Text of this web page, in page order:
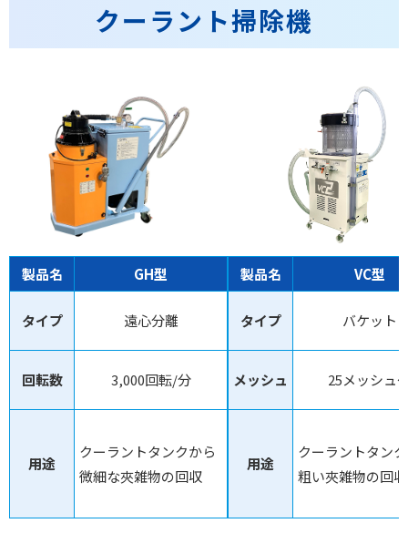
クーラント掃除機
製品名 GH型
タイプ 遠心分離
回転数 3,000回転/分
用途
クーラントタンクから
微細な夾雑物の回収
製品名 VC型
タイプ バケット
メッシュ 25メッシュ
用途
クーラントタン
粗い夾雑物の回収